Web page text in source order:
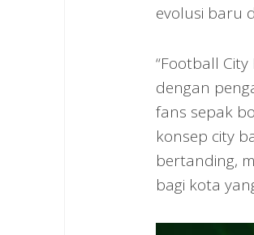
evolusi baru
“Football
dengan
fans sepak
konsep city
bertanding,
bagi kota